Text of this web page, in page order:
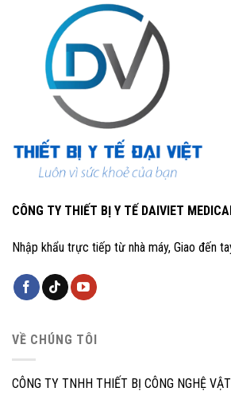
CÔNG TY THIẾT BỊ Y TẾ DAIVIET
Nhập khẩu trực tiếp từ nhà máy, Giao đến
VỀ CHÚNG TÔI
CÔNG TY TNHH THIẾT BỊ CÔNG NGHỆ